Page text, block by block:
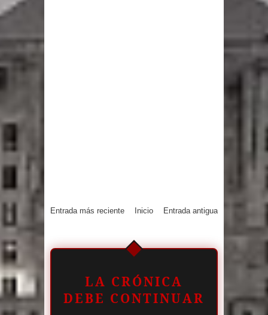
Entrada más reciente Entrada antigua
Inicio
LA CRÓNICA
DEBE CONTINUAR